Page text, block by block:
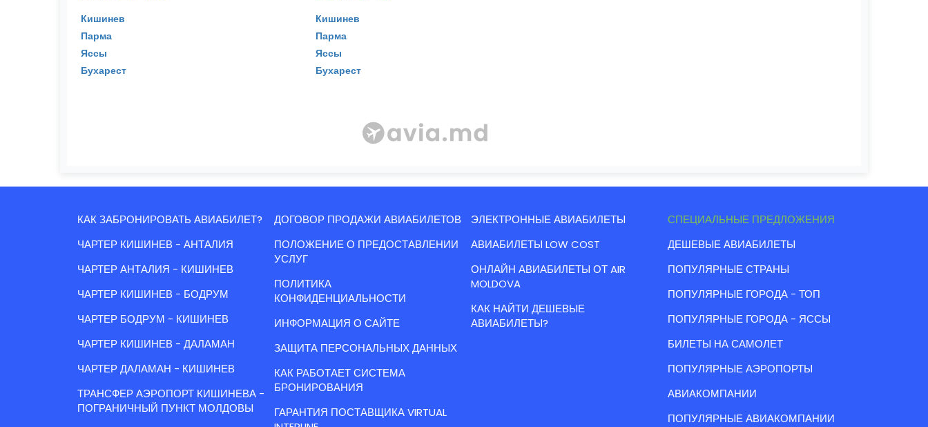
Кишинев
Парма
Яссы
Бухарест
Кишинев
Парма
Яссы
Бухарест
КАК ЗАБРОНИРОВАТЬ АВИАБИЛЕТ?
ЧАРТЕР КИШИНЕВ - АНТАЛИЯ
ЧАРТЕР АНТАЛИЯ - КИШИНЕВ
ЧАРТЕР КИШИНЕВ - БОДРУМ
ЧАРТЕР БОДРУМ - КИШИНЕВ
ЧАРТЕР КИШИНЕВ - ДАЛАМАН
ЧАРТЕР ДАЛАМАН - КИШИНЕВ
ТРАНСФЕР АЭРОПОРТ КИШИНЕВА -
ПОГРАНИЧНЫЙ ПУНКТ МОЛДОВЫ
ДОГОВОР ПРОДАЖИ АВИАБИЛЕТОВ
ПОЛОЖЕНИЕ О ПРЕДОСТАВЛЕНИИ
УСЛУГ
ПОЛИТИКА
КОНФИДЕНЦИАЛЬНОСТИ
ИНФОРМАЦИЯ О САЙТЕ
ЗАЩИТА ПЕРСОНАЛЬНЫХ ДАННЫХ
КАК РАБОТАЕТ СИСТЕМА
БРОНИРОВАНИЯ
ГАРАНТИЯ ПОСТАВЩИКА VIRTUAL
ЭЛЕКТРОННЫЕ АВИАБИЛЕТЫ
АВИАБИЛЕТЫ LOW COST
ОНЛАЙН АВИАБИЛЕТЫ ОТ AIR
MOLDOVA
КАК НАЙТИ ДЕШЕВЫЕ
АВИАБИЛЕТЫ?
СПЕЦИАЛЬНЫЕ ПРЕДЛОЖЕНИЯ
ДЕШЕВЫЕ АВИАБИЛЕТЫ
ПОПУЛЯРНЫЕ СТРАНЫ
ПОПУЛЯРНЫЕ ГОРОДА - ТОП
ПОПУЛЯРНЫЕ ГОРОДА - ЯССЫ
БИЛЕТЫ НА САМОЛЕТ
ПОПУЛЯРНЫЕ АЭРОПОРТЫ
АВИАКОМПАНИИ
ПОПУЛЯРНЫЕ АВИАКОМПАНИИ